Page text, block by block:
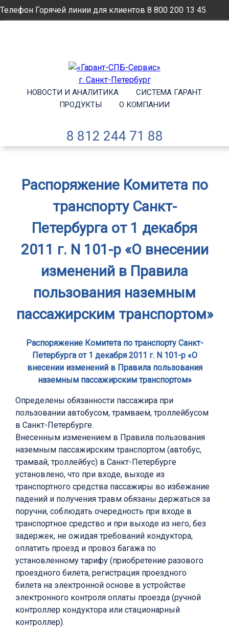
Телефон Горячей линии для клиентов 8 800 200 13 45
НОВОСТИ И АНАЛИТИКА
СИСТЕМА ГАРАНТ
ПРОДУКТЫ
О КОМПАНИИ
8 812 244 71 88
Распоряжение Комитета по
транспорту Санкт-
Петербурга от 1 декабря
2011 г. N 101-р «О внесении
изменений в Правила
пользования наземным
пассажирским транспортом»
Распоряжение Комитета по транспорту Санкт-
Петербурга от 1 декабря 2011 г. N 101-р «О
внесении изменений в Правила пользования
наземным пассажирским транспортом»
Определены обязанности пассажира при
пользовании автобусом, трамваем, троллейбусом
в Санкт-Петербурге.
Внесенным изменением в Правила пользования
наземным пассажирским транспортом (автобус,
трамвай, троллейбус) в Санкт-Петербурге
установлено, что при входе, выходе из
транспортного средства пассажиры во избежание
падений и получения травм обязаны держаться за
поручни, соблюдать очередность при входе в
транспортное средство и при выходе из него, без
задержек, не ожидая требований кондуктора,
оплатить проезд и провоз багажа по
установленному тарифу (приобретение разового
проездного билета, регистрация проездного
билета на электронной основе в устройстве
электронного контроля оплаты проезда (ручной
контроллер кондуктора или стационарный
контроллер).